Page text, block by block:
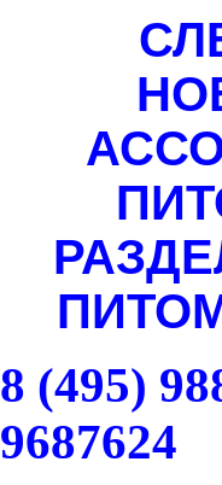
8 (495)
9687624